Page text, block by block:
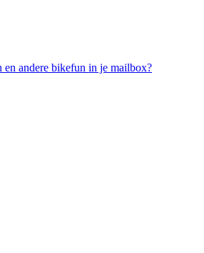
en andere bikefun in je mailbox?